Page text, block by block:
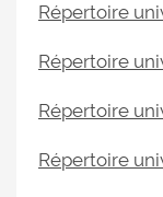
Répertoire
Répertoire
Répertoire
Répertoire